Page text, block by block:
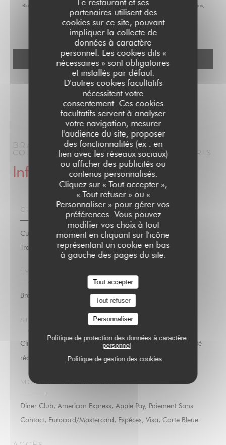
Le restaurant et ses
partenaires utilisent des
cookies sur ce site, pouvant
impliquer la collecte de
données à caractère
personnel. Les cookies dits «
nécessaires » sont obligatoires
et installés par défaut.
D'autres cookies facultatifs
nécessitent votre
consentement. Ces cookies
facultatifs servent à analyser
votre navigation, mesurer
l'audience du site, proposer
des fonctionnalités (ex : en
lien avec les réseaux sociaux)
ou afficher des publicités ou
contenus personnalisés.
Cliquez sur « Tout accepter »,
« Tout refuser » ou «
Personnaliser » pour gérer vos
préférences. Vous pouvez
modifier vos choix à tout
moment en cliquant sur l'icône
représentant un cookie en bas
à gauche des pages du site.
Tout accepter
Tout refuser
Personnaliser
Politique de protection des données à caractère
personnel
Politique de gestion des cookies
Bloctel :
. Pour plus d'informations sur le traitement de vos données,
consultez notrepolitique de confidentialité
BRASSERIE PARISIENNE | LE GRAND
COLBERT | PARIS 1910BRASSERIE PARIS
Infos pratiques
CUISINE
Cuisine Familiale , Fruits de mer, Produits frais, Cuisine
Traditionnelle, Fait maison
TYPE DE RESTAURANT
Brasserie
SERVICES
Climatisation, Privatisation, Accès aux personnes à mobilité
réduite, Wifi
MOYENS DE PAIEMENT
Diner Club, American Express, Apple Pay, Paiement Sans
Contact, Eurocard/Mastercard, Espèces, Visa, Carte Bleue